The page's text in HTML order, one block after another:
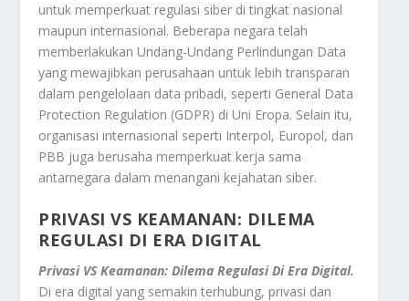
untuk memperkuat regulasi siber di tingkat nasional
maupun internasional. Beberapa negara telah
memberlakukan Undang-Undang Perlindungan Data
yang mewajibkan perusahaan untuk lebih transparan
dalam pengelolaan data pribadi, seperti General Data
Protection Regulation (GDPR) di Uni Eropa. Selain itu,
organisasi internasional seperti Interpol, Europol, dan
PBB juga berusaha memperkuat kerja sama
antarnegara dalam menangani kejahatan siber.
PRIVASI VS KEAMANAN: DILEMA
REGULASI DI ERA DIGITAL
Privasi VS Keamanan: Dilema Regulasi Di Era Digital.
Di era digital yang semakin terhubung, privasi dan